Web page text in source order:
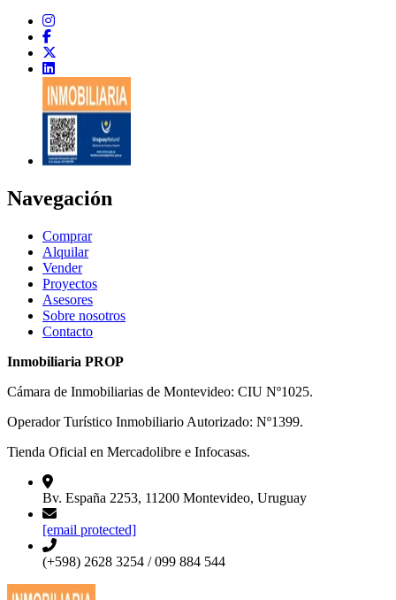
Navegación
Comprar
Alquilar
Vender
Proyectos
Asesores
Sobre nosotros
Contacto
Inmobiliaria PROP
Cámara de Inmobiliarias de Montevideo: CIU Nº1025.
Operador Turístico Inmobiliario Autorizado: Nº1399.
Tienda Oficial en Mercadolibre e Infocasas.
Bv. España 2253, 11200 Montevideo, Uruguay
[email protected]
(+598) 2628 3254 / 099 884 544